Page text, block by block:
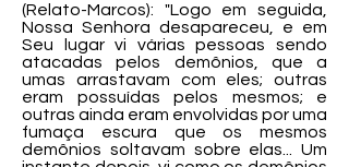
(Relato-Marcos): "Logo em seguida,
Nossa Senhora desapareceu, e em
Seu lugar vi várias pessoas sendo
atacadas pelos demônios, que a
umas arrastavam com eles; outras
eram possuídas pelos mesmos; e
outras ainda eram envolvidas por uma
fumaça escura que os mesmos
demônios soltavam sobre elas... Um